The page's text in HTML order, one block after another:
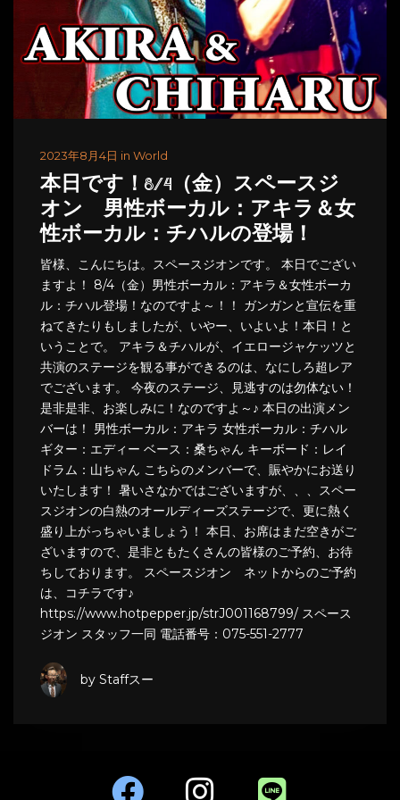
2023年8月4日 in World
本日です！8/4（金）スペースジ
オン 男性ボーカル：アキラ＆女
性ボーカル：チハルの登場！
皆様、こんにちは。スペースジオンです。 本日でござい
ますよ！ 8/4（金）男性ボーカル：アキラ＆女性ボーカ
ル：チハル登場！なのですよ～！！ ガンガンと宣伝を重
ねてきたりもしましたが、いやー、いよいよ！本日！と
いうことで。 アキラ＆チハルが、イエロージャケッツと
共演のステージを観る事ができるのは、なにしろ超レア
でございます。 今夜のステージ、見逃すのは勿体ない！
是非是非、お楽しみに！なのですよ～♪ 本日の出演メン
バーは！ 男性ボーカル：アキラ 女性ボーカル：チハル
ギター：エディー ベース：桑ちゃん キーボード：レイ
ドラム：山ちゃん こちらのメンバーで、賑やかにお送り
いたします！ 暑いさなかではございますが、、、スペー
スジオンの白熱のオールディーズステージで、更に熱く
盛り上がっちゃいましょう！ 本日、お席はまだ空きがご
ざいますので、是非ともたくさんの皆様のご予約、お待
ちしております。 スペースジオン ネットからのご予約
は、コチラです♪
https://www.hotpepper.jp/strJ001168799/ スペース
ジオン スタッフ一同 電話番号：075-551-2777
by Staffスー